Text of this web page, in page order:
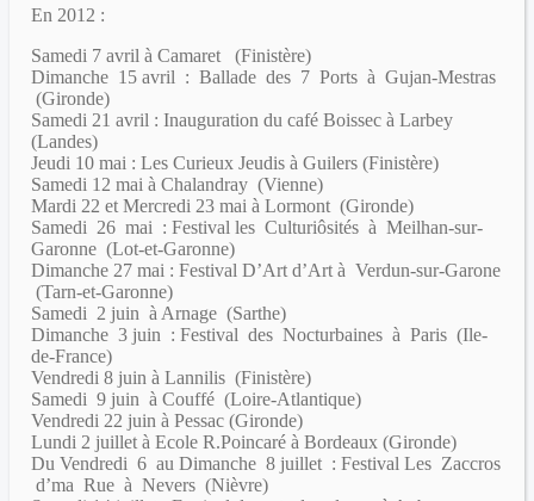
En 2012 :
Samedi 7 avril à Camaret (Finistère)
Dimanche 15 avril : Ballade des 7 Ports à Gujan-Mestras
(Gironde)
Samedi 21 avril : Inauguration du café Boissec à Larbey
(Landes)
Jeudi 10 mai : Les Curieux Jeudis à Guilers (Finistère)
Samedi 12 mai à Chalandray (Vienne)
Mardi 22 et Mercredi 23 mai à Lormont (Gironde)
Samedi 26 mai : Festival les Culturiôsités à Meilhan-sur-
Garonne (Lot-et-Garonne)
Dimanche 27 mai : Festival D’Art d’Art à Verdun-sur-Garone
(Tarn-et-Garonne)
Samedi 2 juin à Arnage (Sarthe)
Dimanche 3 juin : Festival des Nocturbaines à Paris (Ile-
de-France)
Vendredi 8 juin à Lannilis (Finistère)
Samedi 9 juin à Couffé (Loire-Atlantique)
Vendredi 22 juin à Pessac (Gironde)
Lundi 2 juillet à Ecole R.Poincaré à Bordeaux (Gironde)
Du Vendredi 6 au Dimanche 8 juillet : Festival Les Zaccros
d’ma Rue à Nevers (Nièvre)